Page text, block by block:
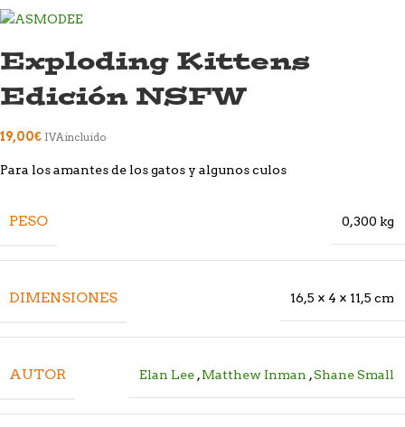
Exploding Kittens
Edición NSFW
19,00€ IVA incluido
Para los amantes de los gatos y algunos culos
PESO 0,300 kg
DIMENSIONES 16,5 × 4 × 11,5 cm
AUTOR Elan Lee ,Matthew Inman ,Shane Small